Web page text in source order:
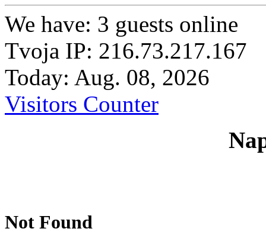
We have: 3 guests online
Tvoja IP: 216.73.217.167
Today: Aug. 08, 2026
Visitors Counter